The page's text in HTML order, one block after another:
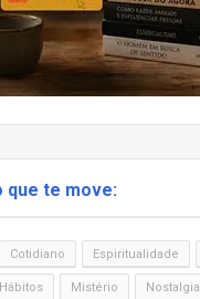
que te move:
Cotidiano Espiritualidade
Hábitos Mistério Nostalgia